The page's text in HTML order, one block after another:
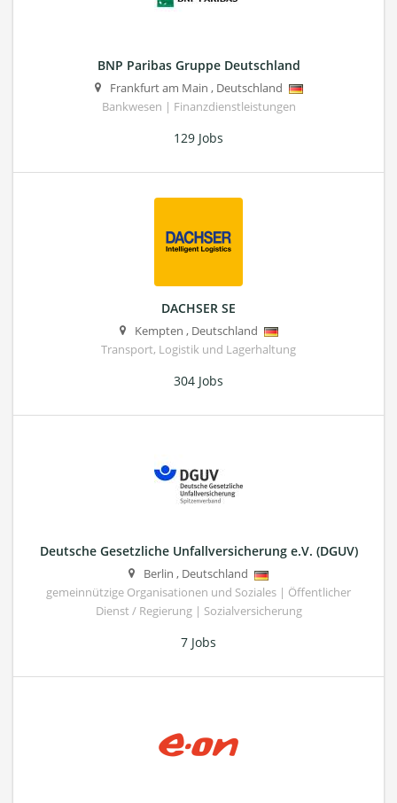
BNP Paribas Gruppe Deutschland
Frankfurt am Main , Deutschland
Bankwesen | Finanzdienstleistungen
129 Jobs
DACHSER SE
Kempten , Deutschland
Transport, Logistik und Lagerhaltung
304 Jobs
Deutsche Gesetzliche Unfallversicherung e.V. (DGUV)
Berlin , Deutschland
gemeinnützige Organisationen und Soziales | Öffentlicher
Dienst / Regierung | Sozialversicherung
7 Jobs